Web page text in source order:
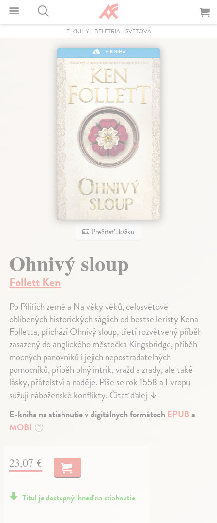
E-KNIHY- BELETRIA- SVETOVÁ
E-KNIHA
Prečítať ukážku
Ohnivý sloup
Follett Ken
Po Pilířích země a Na věky věků, celosvětově
oblíbených historických ságách od bestselleristy Kena
Folletta, přichází Ohnivý sloup, třetí rozvětvený příběh
zasazený do anglického městečka Kingsbridge, příběh
mocných panovníků i jejich nepostradatelných
pomocníků, příběh plný intrik, vražd a zrady, ale také
lásky, přátelství a naděje. Píše se rok 1558 a Evropu
sužují náboženské konflikty. Čítať ďalej ↓
E-kniha na stiahnutie v digitálnych formátochEPUBa
MOBI
?
23,07 €
Titul je dostupný ihneď na stiahnutie